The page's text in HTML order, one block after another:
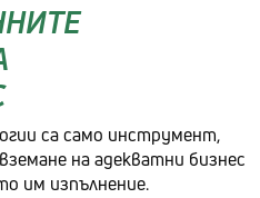
са само инструмент,
на адекватни бизнес
им изпълнение.